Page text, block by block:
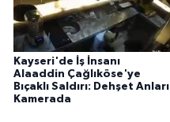
Kayseri'de İş İnsanı
Alaaddin Çağlıköse'ye
Bıçaklı Saldırı: Dehşet Anları
Kamerada